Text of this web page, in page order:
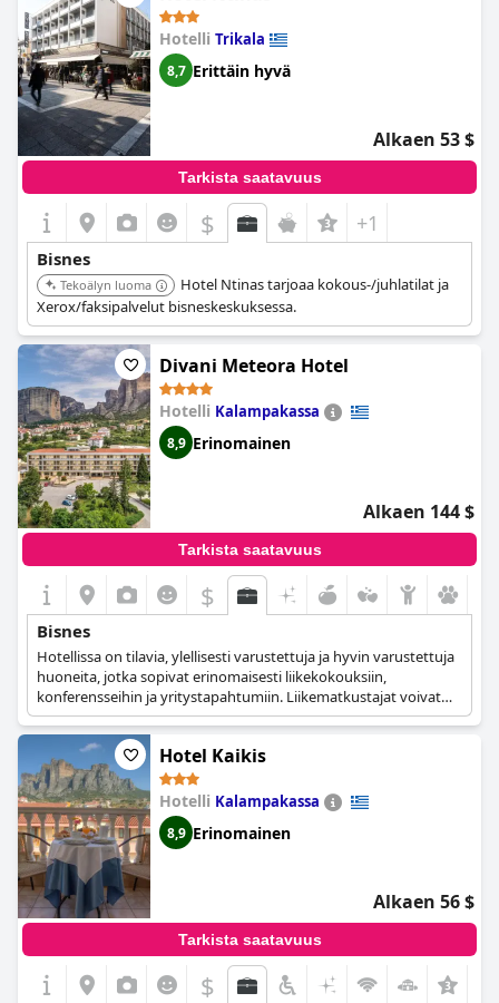
Hotelli Trikala
8,7 Erittäin hyvä
Alkaen 53 $
Tarkista saatavuus
$ +1
Bisnes
Tekoälyn luoma
Hotel Ntinas tarjoaa kokous-/juhlatilat ja
Xerox/faksipalvelut bisneskeskuksessa.
Divani Meteora Hotel
Hotelli Kalampakassa
8,9 Erinomainen
Alkaen 144 $
Tarkista saatavuus
$
Bisnes
Hotellissa on tilavia, ylellisesti varustettuja ja hyvin varustettuja
huoneita, jotka sopivat erinomaisesti liikekokouksiin,
konferensseihin ja yritystapahtumiin. Liikematkustajat voivat
myös hyötyä koko hotellissa käytettävissä olevasta ilmaisesta
Wi-Fi-palvelusta sekä tilavista huoneista ja sviiteistä, joissa he
voivat työskennellä mukavasti.
Hotel Kaikis
Hotelli Kalampakassa
8,9 Erinomainen
Alkaen 56 $
Tarkista saatavuus
$